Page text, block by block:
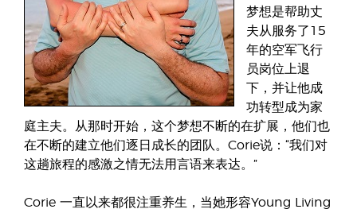
梦想是帮助丈
夫从服务了15
年的空军飞行
员岗位上退
下，并让他成
功转型成为家
庭主夫。从那时开始，这个梦想不断的在扩展，他们也
在不断的建立他们逐日成长的团队。Corie说：“我们对
这趟旅程的感激之情无法用言语来表达。”
Corie 一直以来都很注重养生，当她形容Young Living